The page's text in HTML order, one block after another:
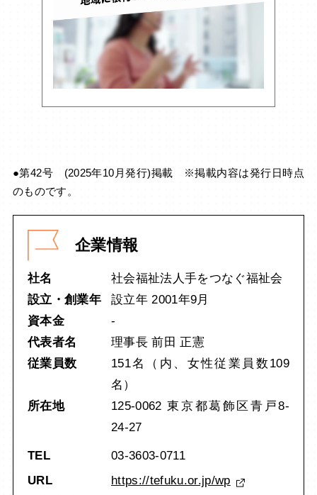
●第42号 (2025年10月発行)掲載 ※掲載内容は発行日時点
のものです。
企業情報
社名
社会福祉法人手をつなぐ福祉会
設立・創業年
設立年 2001年9月
資本金
-
代表者名
理事長 前田 正憲
従業員数
151名（内、女性従業員数109
名）
所在地
125-0062 東京都葛飾区青戸8-
24-27
TEL
03-3603-0711
URL
https://tefuku.or.jp/wp